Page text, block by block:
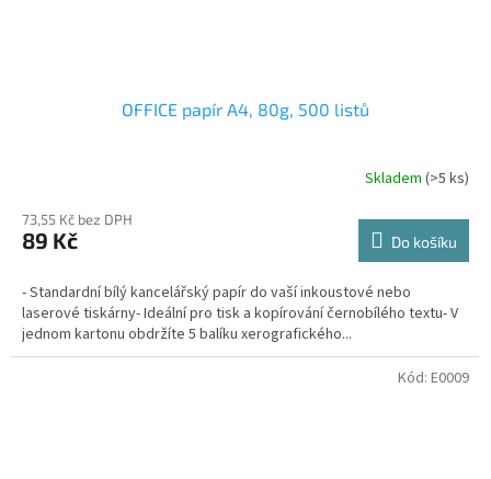
OFFICE papír A4, 80g, 500 listů
Skladem (>5 ks)
73,55 Kč bez DPH
89 Kč Do košíku
- Standardní bílý kancelářský papír do vaší inkoustové nebo
laserové tiskárny- Ideální pro tisk a kopírování černobílého textu- V
jednom kartonu obdržíte 5 balíku xerografického...
Kód: E0009